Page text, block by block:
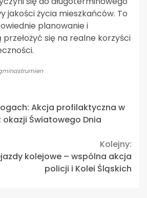
jakości życia mieszkańców. To
planowanie i
się na realne korzyści
Akcja profilaktyczna w
Światowego Dnia
Kolejny:
kolejowe – wspólna akcja
policji i Kolei Śląskich